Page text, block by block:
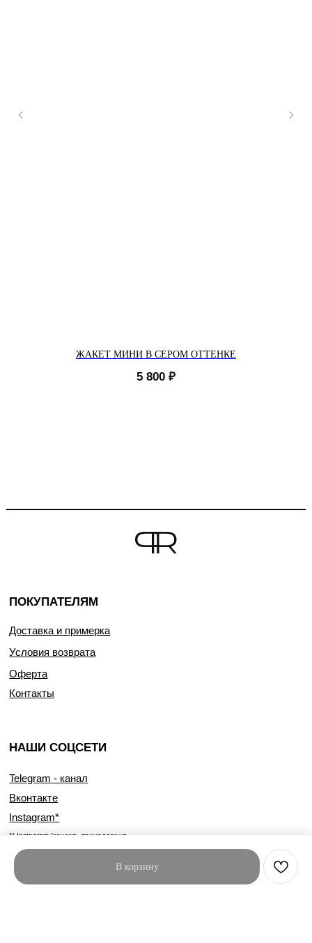
В корзину
ЖАКЕТ МИНИ В СЕРОМ ОТТЕНКЕ
5 800 ₽
ПОКУПАТЕЛЯМ
НАШИ СОЦСЕТИ
Telegram - канал
Вконтакте
Instagram*
** Instagram (соцсеть принадлежит
в РФ)
Доставка и примерка
Условия возврата
Оферта
Контакты